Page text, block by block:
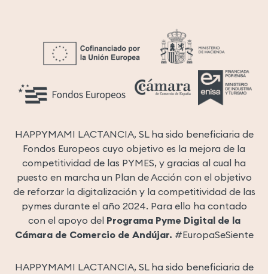
HAPPYMAMI LACTANCIA, SL ha sido beneficiaria de
Fondos Europeos cuyo objetivo es la mejora de la
competitividad de las PYMES, y gracias al cual ha
puesto en marcha un Plan de Acción con el objetivo
de reforzar la digitalización y la competitividad de las
pymes durante el año 2024. Para ello ha contado
con el apoyo del Programa Pyme Digital de la
Cámara de Comercio de Andújar. #EuropaSeSiente
HAPPYMAMI LACTANCIA, SL ha sido beneficiaria de